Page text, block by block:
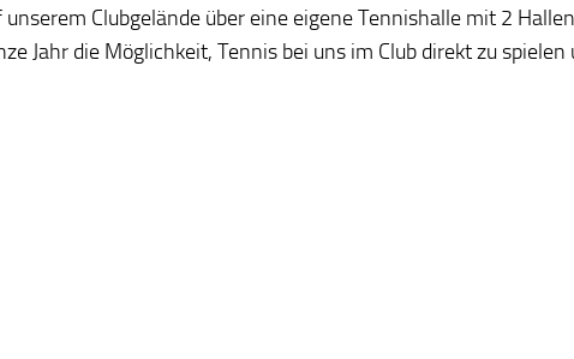
Clubgelände über eine eigene Tennishalle mit 2
Jahr die Möglichkeit, Tennis bei uns im Club direkt zu spielen